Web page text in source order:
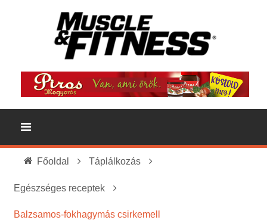
Főoldal Táplálkozás
Egészséges receptek
Balzsamos-fokhagymás csirkemell